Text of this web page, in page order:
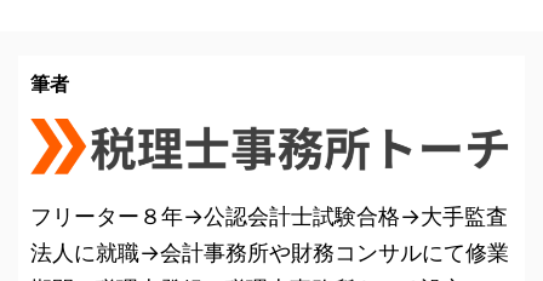
筆者
フリーター８年→公認会計士試験合格→大手監査
法人に就職→会計事務所や財務コンサルにて修業